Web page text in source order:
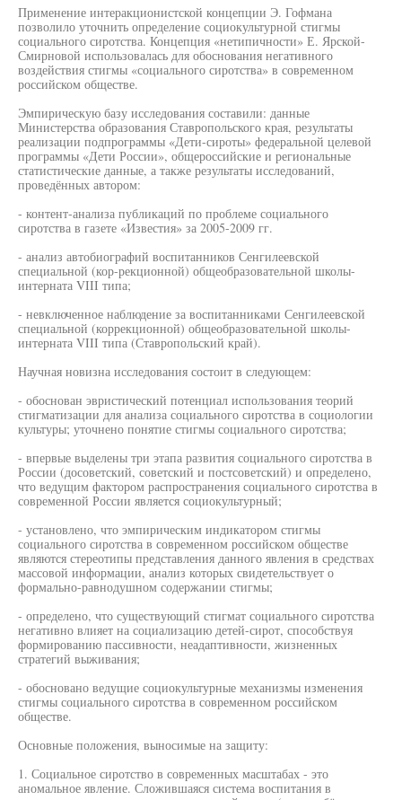
Применение интеракционистской концепции Э. Гофмана
позволило уточнить определение социокультурной стигмы
социального сиротства. Концепция «нетипичности» Е. Ярской-
Смирновой использовалась для обоснования негативного
воздействия стигмы «социального сиротства» в современном
российском обществе.
Эмпирическую базу исследования составили: данные
Министерства образования Ставропольского края, результаты
реализации подпрограммы «Дети-сироты» федеральной целевой
программы «Дети России», общероссийские и региональные
статистические данные, а также результаты исследований,
проведённых автором:
- контент-анализа публикаций по проблеме социального
сиротства в газете «Известия» за 2005-2009 гг.
- анализ автобиографий воспитанников Сенгилеевской
специальной (кор-рекционной) общеобразовательной школы-
интерната VIII типа;
- невключенное наблюдение за воспитанниками Сенгилеевской
специальной (коррекционной) общеобразовательной школы-
интерната VIII типа (Ставропольский край).
Научная новизна исследования состоит в следующем:
- обоснован эвристический потенциал использования теорий
стигматизации для анализа социального сиротства в социологии
культуры; уточнено понятие стигмы социального сиротства;
- впервые выделены три этапа развития социального сиротства в
России (досоветский, советский и постсоветский) и определено,
что ведущим фактором распространения социального сиротства в
современной России является социокультурный;
- установлено, что эмпирическим индикатором стигмы
социального сиротства в современном российском обществе
являются стереотипы представления данного явления в средствах
массовой информации, анализ которых свидетельствует о
формально-равнодушном содержании стигмы;
- определено, что существующий стигмат социального сиротства
негативно влияет на социализацию детей-сирот, способствуя
формированию пассивности, неадаптивности, жизненных
стратегий выживания;
- обосновано ведущие социокультурные механизмы изменения
стигмы социального сиротства в современном российском
обществе.
Основные положения, выносимые на защиту:
1. Социальное сиротство в современных масштабах - это
аномальное явление. Сложившаяся система воспитания в